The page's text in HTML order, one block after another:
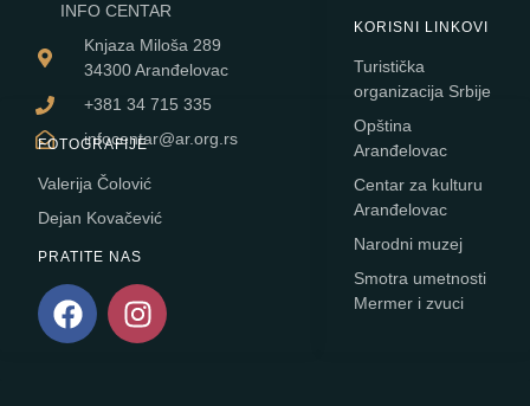
INFO CENTAR
Knjaza Miloša 289
34300 Aranđelovac
+381 34 715 335
infocentar@ar.org.rs
KORISNI LINKOVI
Turistička
organizacija Srbije
Opština
Aranđelovac
Centar za kulturu
Aranđelovac
Narodni muzej
Smotra umetnosti
Mermer i zvuci
FOTOGRAFIJE
Valerija Čolović
Dejan Kovačević
PRATITE NAS